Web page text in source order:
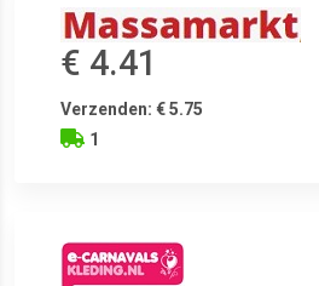
€ 4.41
Verzenden: € 5.75
1